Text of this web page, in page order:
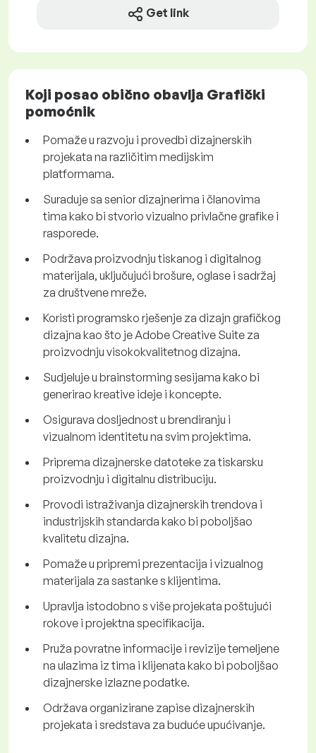
Get link
Koji posao obično obavlja Grafički
pomoćnik
Pomaže u razvoju i provedbi dizajnerskih
projekata na različitim medijskim
platformama.
Suraduje sa senior dizajnerima i članovima
tima kako bi stvorio vizualno privlačne grafike i
rasporede.
Podržava proizvodnju tiskanog i digitalnog
materijala, uključujući brošure, oglase i sadržaj
za društvene mreže.
Koristi programsko rješenje za dizajn grafičkog
dizajna kao što je Adobe Creative Suite za
proizvodnju visokokvalitetnog dizajna.
Sudjeluje u brainstorming sesijama kako bi
generirao kreative ideje i koncepte.
Osigurava dosljednost u brendiranju i
vizualnom identitetu na svim projektima.
Priprema dizajnerske datoteke za tiskarsku
proizvodnju i digitalnu distribuciju.
Provodi istraživanja dizajnerskih trendova i
industrijskih standarda kako bi poboljšao
kvalitetu dizajna.
Pomaže u pripremi prezentacija i vizualnog
materijala za sastanke s klijentima.
Upravlja istodobno s više projekata poštujući
rokove i projektna specifikacija.
Pruža povratne informacije i revizije temeljene
na ulazima iz tima i klijenata kako bi poboljšao
dizajnerske izlazne podatke.
Održava organizirane zapise dizajnerskih
projekata i sredstava za buduće upućivanje.